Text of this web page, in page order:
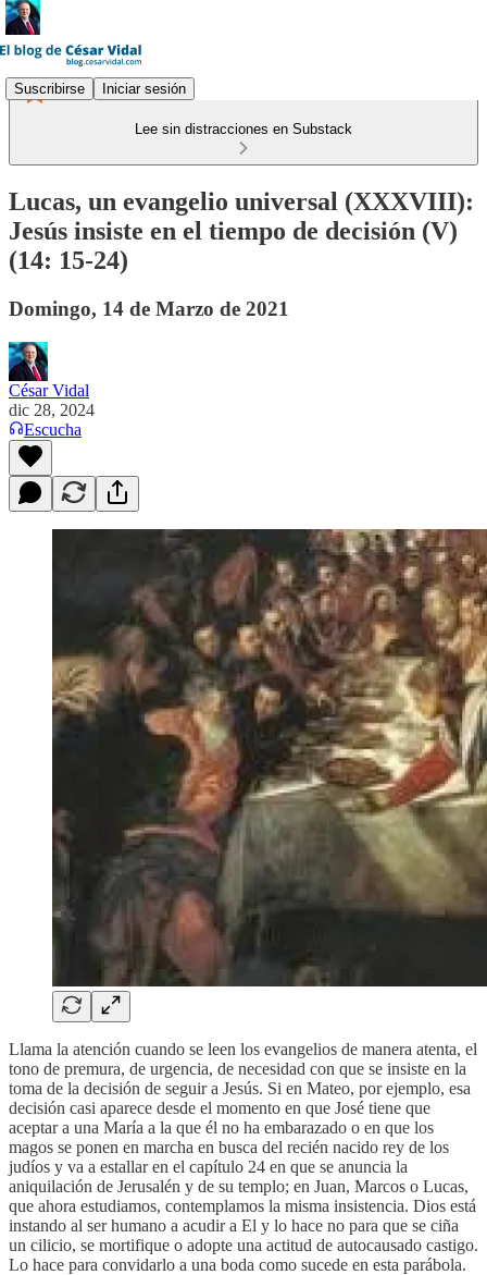
Suscribirse Iniciar sesión
Lee sin distracciones en Substack
Lucas, un evangelio universal (XXXVIII):
Jesús insiste en el tiempo de decisión (V)
(14: 15-24)
Domingo, 14 de Marzo de 2021
César Vidal
dic 28, 2024
Escucha
Llama la atención cuando se leen los evangelios de manera atenta, el
tono de premura, de urgencia, de necesidad con que se insiste en la
toma de la decisión de seguir a Jesús. Si en Mateo, por ejemplo, esa
decisión casi aparece desde el momento en que José tiene que
aceptar a una María a la que él no ha embarazado o en que los
magos se ponen en marcha en busca del recién nacido rey de los
judíos y va a estallar en el capítulo 24 en que se anuncia la
aniquilación de Jerusalén y de su templo; en Juan, Marcos o Lucas,
que ahora estudiamos, contemplamos la misma insistencia. Dios está
instando al ser humano a acudir a El y lo hace no para que se ciña
un cilicio, se mortifique o adopte una actitud de autocausado castigo.
Lo hace para convidarlo a una boda como sucede en esta parábola.